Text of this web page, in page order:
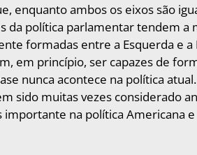
enquanto ambos os eixos são
da política parlamentar tendem a
formadas entre a Esquerda e
em princípio, ser capazes de
nunca acontece na política
sido muitas vezes considerado
importante na política Americana